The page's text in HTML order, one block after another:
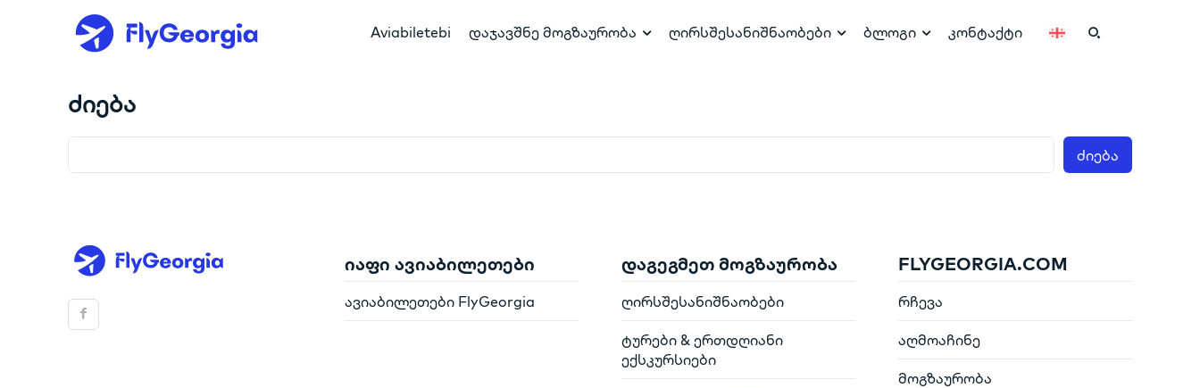
Aviabiletebi დაჯავშნე მოგზაურობა ღირსშესანიშნაობები ბლოგი კონტაქტი
ძიება
ძიება
იაფი ავიაბილეთები
ავიაბილეთები FlyGeorgia
დაგეგმეთ მოგზაურობა
ღირსშესანიშნაობები
ტურები & ერთდღიანი
ექსკურსიები
FLYGEORGIA.COM
რჩევა
აღმოაჩინე
მოგზაურობა